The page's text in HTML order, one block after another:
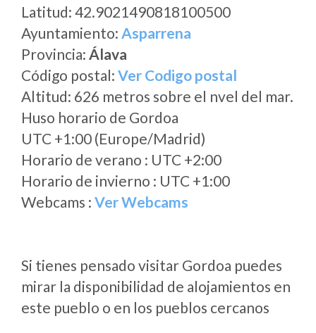
Latitud: 42.9021490818100500
Ayuntamiento: Asparrena
Provincia: Álava
Código postal: Ver Codigo postal
Altitud: 626 metros sobre el nvel del mar.
Huso horario de Gordoa
UTC +1:00 (Europe/Madrid)
Horario de verano : UTC +2:00
Horario de invierno : UTC +1:00
Webcams : Ver Webcams
Si tienes pensado visitar Gordoa puedes
mirar la disponibilidad de alojamientos en
este pueblo o en los pueblos cercanos